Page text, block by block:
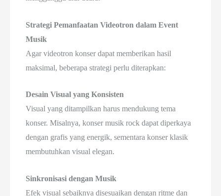
Strategi Pemanfaatan Videotron dalam Event
Musik
Agar videotron konser dapat memberikan hasil
maksimal, beberapa strategi perlu diterapkan:
Desain Visual yang Konsisten
Visual yang ditampilkan harus mendukung tema
konser. Misalnya, konser musik rock dapat diperkaya
dengan grafis yang energik, sementara konser klasik
membutuhkan visual elegan.
Sinkronisasi dengan Musik
Efek visual sebaiknya disesuaikan dengan ritme dan